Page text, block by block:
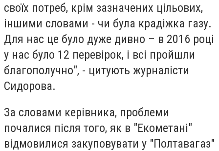
своїх потреб, крім зазначених цільових,
іншими словами - чи була крадіжка газу.
Для нас це було дуже дивно – в 2016 році
у нас було 12 перевірок, і всі пройшли
благополучно", - цитують журналісти
Сидорова.
За словами керівника, проблеми
почалися після того, як в "Екометані"
відмовилися закуповувати у "Полтавагаз"